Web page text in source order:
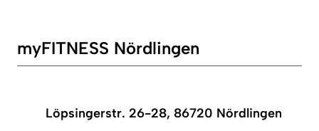
myFITNESS Nördlingen
Löpsingerstr. 26-28, 86720 Nördlingen